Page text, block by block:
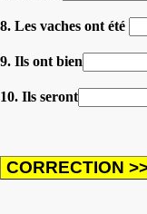
8. Les vaches ont été
9. Ils ont bien
10. Ils seront